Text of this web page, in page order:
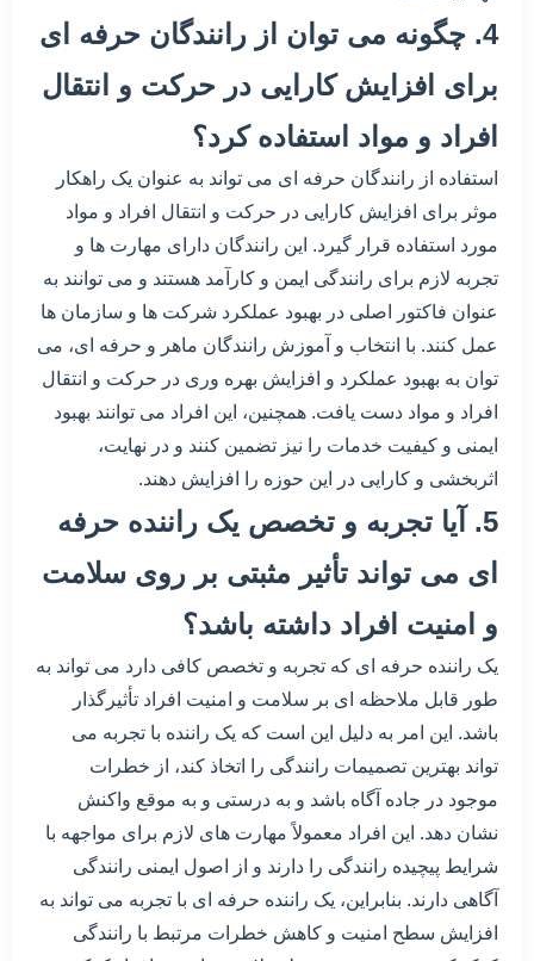
4. چگونه می توان از رانندگان حرفه ای
برای افزایش کارایی در حرکت و انتقال
افراد و مواد استفاده کرد؟
استفاده از رانندگان حرفه ای می تواند به عنوان یک راهکار
موثر برای افزایش کارایی در حرکت و انتقال افراد و مواد
مورد استفاده قرار گیرد. این رانندگان دارای مهارت ها و
تجربه لازم برای رانندگی ایمن و کارآمد هستند و می توانند به
عنوان فاکتور اصلی در بهبود عملکرد شرکت ها و سازمان ها
عمل کنند. با انتخاب و آموزش رانندگان ماهر و حرفه ای، می
توان به بهبود عملکرد و افزایش بهره وری در حرکت و انتقال
افراد و مواد دست یافت. همچنین، این افراد می توانند بهبود
ایمنی و کیفیت خدمات را نیز تضمین کنند و در نهایت،
اثربخشی و کارایی در این حوزه را افزایش دهند.
5. آیا تجربه و تخصص یک راننده حرفه
ای می تواند تأثیر مثبتی بر روی سلامت
و امنیت افراد داشته باشد؟
یک راننده حرفه ای که تجربه و تخصص کافی دارد می تواند به
طور قابل ملاحظه ای بر سلامت و امنیت افراد تأثیرگذار
باشد. این امر به دلیل این است که یک راننده با تجربه می
تواند بهترین تصمیمات رانندگی را اتخاذ کند، از خطرات
موجود در جاده آگاه باشد و به درستی و به موقع واکنش
نشان دهد. این افراد معمولاً مهارت های لازم برای مواجهه با
شرایط پیچیده رانندگی را دارند و از اصول ایمنی رانندگی
آگاهی دارند. بنابراین، یک راننده حرفه ای با تجربه می تواند به
افزایش سطح امنیت و کاهش خطرات مرتبط با رانندگی